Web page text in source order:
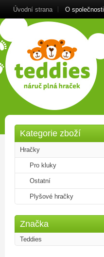
Úvodní strana O společnosti
Kategorie zboží
Hračky
Pro kluky
Ostatní
Plyšové hračky
Značka
Teddies